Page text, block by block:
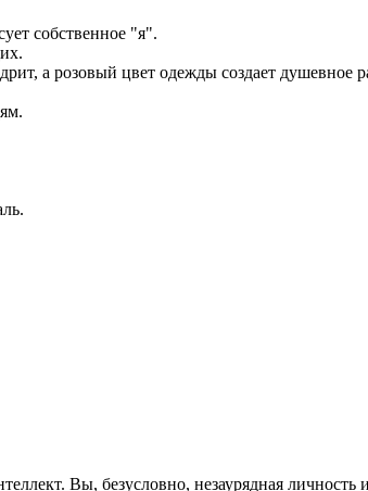
собственное "я".
а розовый цвет одежды создает душевное
Вы, безусловно, незаурядная личность